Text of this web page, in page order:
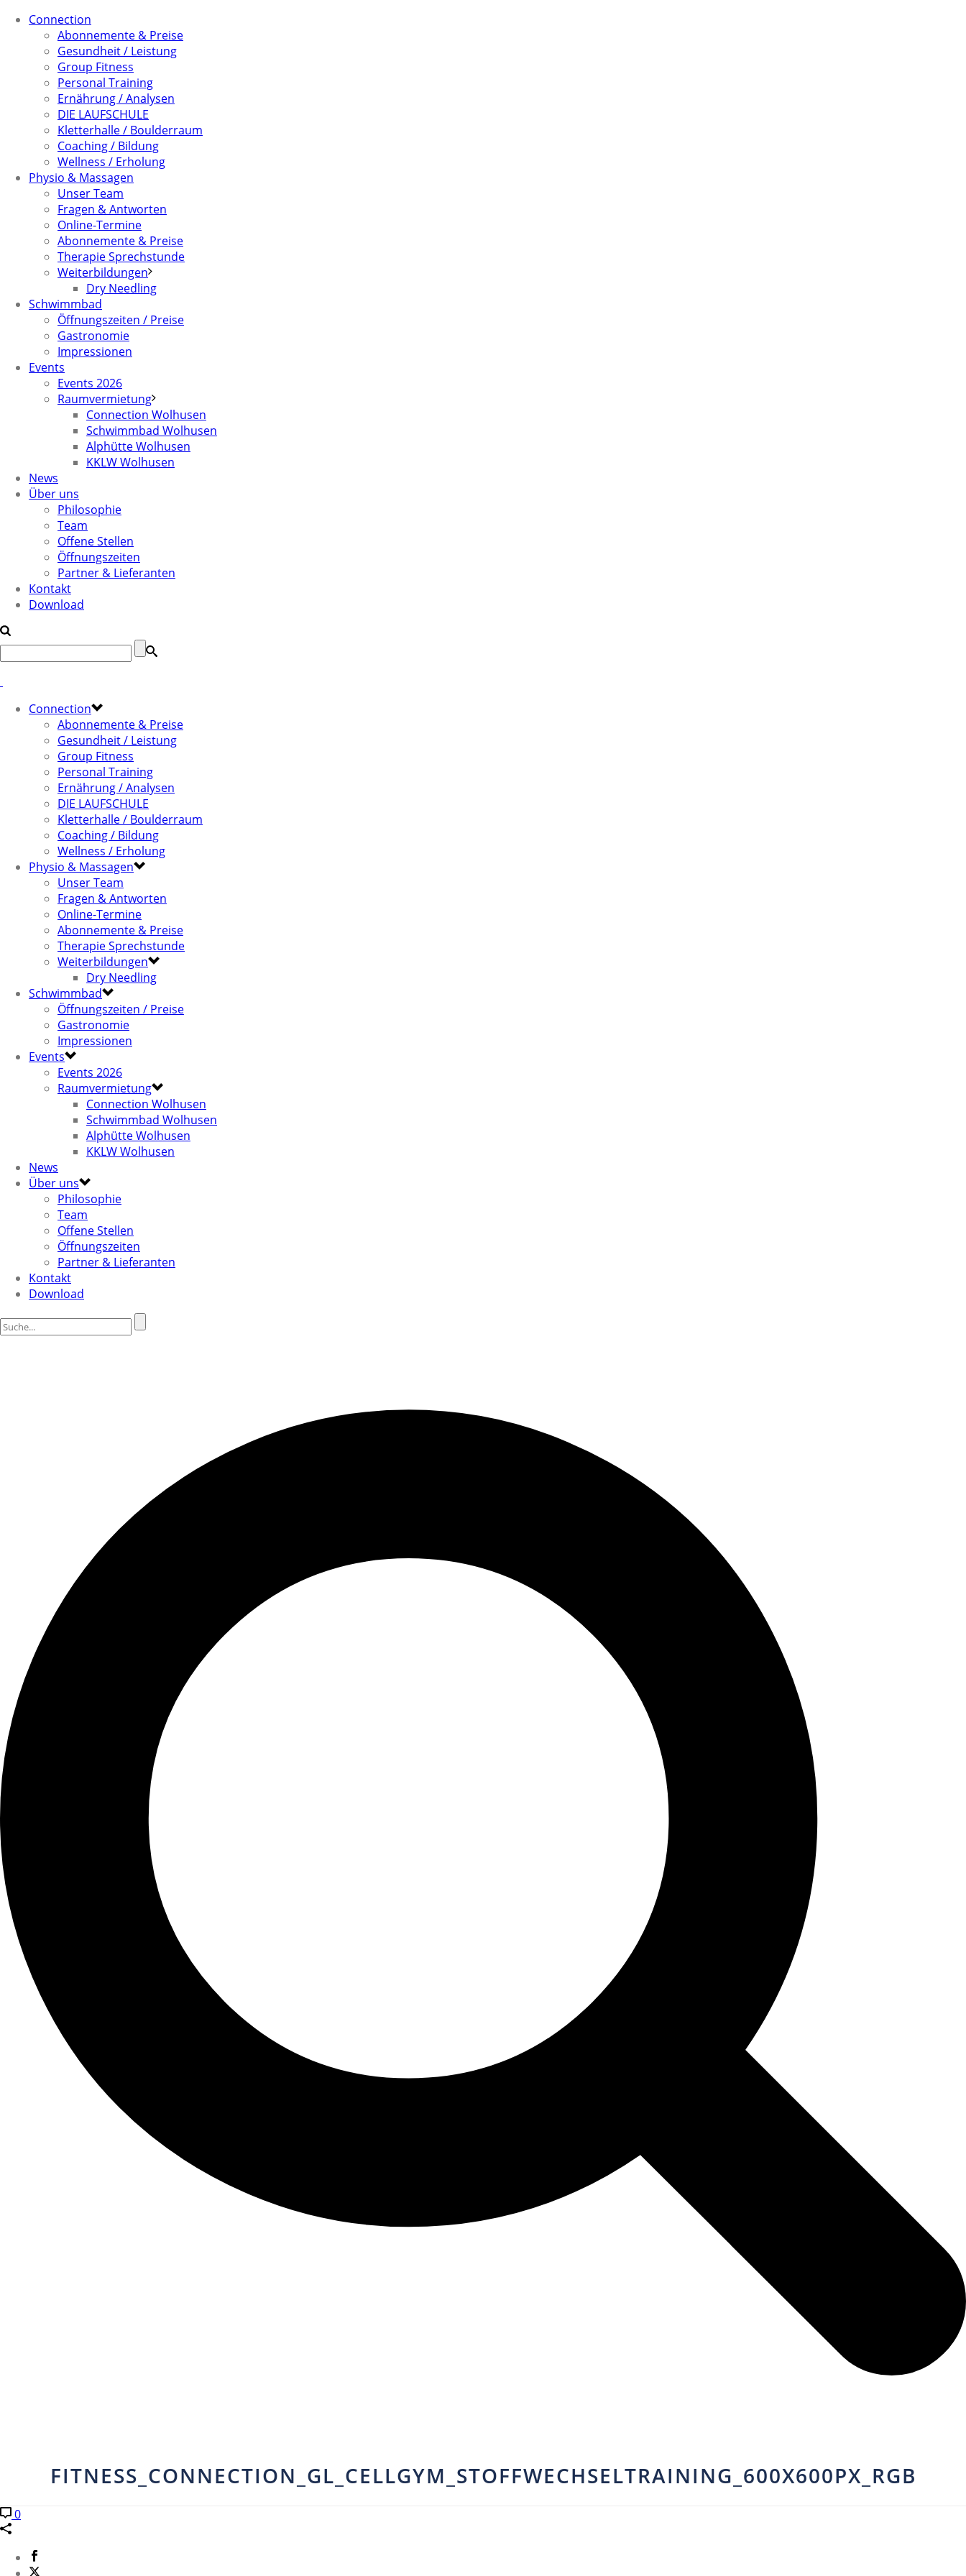
Connection
Abonnemente & Preise
Gesundheit / Leistung
Group Fitness
Personal Training
Ernährung / Analysen
DIE LAUFSCHULE
Kletterhalle / Boulderraum
Coaching / Bildung
Wellness / Erholung
Physio & Massagen
Unser Team
Fragen & Antworten
Online-Termine
Abonnemente & Preise
Therapie Sprechstunde
Weiterbildungen
Dry Needling
Schwimmbad
Öffnungszeiten / Preise
Gastronomie
Impressionen
Events
Events 2026
Raumvermietung
Connection Wolhusen
Schwimmbad Wolhusen
Alphütte Wolhusen
KKLW Wolhusen
News
Über uns
Philosophie
Team
Offene Stellen
Öffnungszeiten
Partner & Lieferanten
Kontakt
Download
Connection
Abonnemente & Preise
Gesundheit / Leistung
Group Fitness
Personal Training
Ernährung / Analysen
DIE LAUFSCHULE
Kletterhalle / Boulderraum
Coaching / Bildung
Wellness / Erholung
Physio & Massagen
Unser Team
Fragen & Antworten
Online-Termine
Abonnemente & Preise
Therapie Sprechstunde
Weiterbildungen
Dry Needling
Schwimmbad
Öffnungszeiten / Preise
Gastronomie
Impressionen
Events
Events 2026
Raumvermietung
Connection Wolhusen
Schwimmbad Wolhusen
Alphütte Wolhusen
KKLW Wolhusen
News
Über uns
Philosophie
Team
Offene Stellen
Öffnungszeiten
Partner & Lieferanten
Kontakt
Download
FITNESS_CONNECTION_GL_CELLGYM_STOFFWECHSELTRAINING_600X600PX_RGB
0